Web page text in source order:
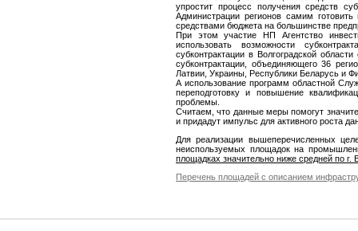
упростит процесс получения средств
Администрации регионов самим
средствами бюджета на большинстве
При этом участие НП Агентство
использовать возможности
субконтрактации в Волгоградской
субконтрактации, объединяющего 36
Латвии, Украины, Республики Беларусь и
А использование программ областной
переподготовку и повышение
проблемы.
Считаем, что данные меры помогут
и придадут импульс для активного роста
Для реализации вышеперечисленных
неиспользуемых площадок на
площадках значительно ниже средней по г.
Перечень площадей с описанием